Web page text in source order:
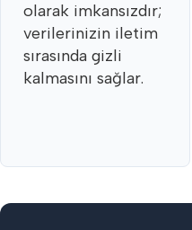
olarak imkansızdır;
verilerinizin iletim
sırasında gizli
kalmasını sağlar.